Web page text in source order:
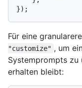
Für eine
"customize" , um
Systemprompts zu
erhalten bleibt: